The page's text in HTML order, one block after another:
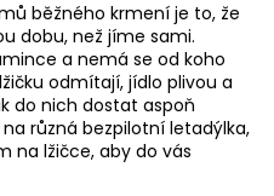
běžného krmení je to, že
dobu, než jíme sami.
a nemá se od koho
odmítají, jídlo plivou a
do nich dostat aspoň
různá bezpilotní letadýlka,
na lžičce, aby do vás